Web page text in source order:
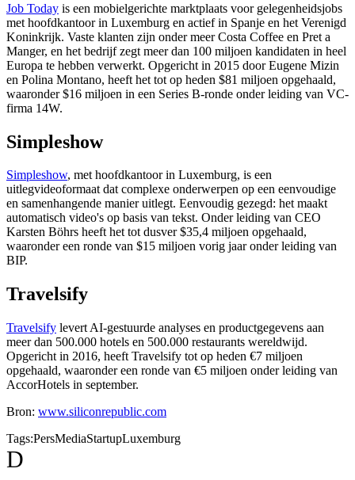
Job Today is een mobielgerichte marktplaats voor gelegenheidsjobs
met hoofdkantoor in Luxemburg en actief in Spanje en het Verenigd
Koninkrijk. Vaste klanten zijn onder meer Costa Coffee en Pret a
Manger, en het bedrijf zegt meer dan 100 miljoen kandidaten in heel
Europa te hebben verwerkt. Opgericht in 2015 door Eugene Mizin
en Polina Montano, heeft het tot op heden $81 miljoen opgehaald,
waaronder $16 miljoen in een Series B-ronde onder leiding van VC-
firma 14W.
Simpleshow
Simpleshow, met hoofdkantoor in Luxemburg, is een
uitlegvideoformaat dat complexe onderwerpen op een eenvoudige
en samenhangende manier uitlegt. Eenvoudig gezegd: het maakt
automatisch video's op basis van tekst. Onder leiding van CEO
Karsten Böhrs heeft het tot dusver $35,4 miljoen opgehaald,
waaronder een ronde van $15 miljoen vorig jaar onder leiding van
BIP.
Travelsify
Travelsify levert AI-gestuurde analyses en productgegevens aan
meer dan 500.000 hotels en 500.000 restaurants wereldwijd.
Opgericht in 2016, heeft Travelsify tot op heden €7 miljoen
opgehaald, waaronder een ronde van €5 miljoen onder leiding van
AccorHotels in september.
Bron: www.siliconrepublic.com
Tags:PersMediaStartupLuxemburg
D